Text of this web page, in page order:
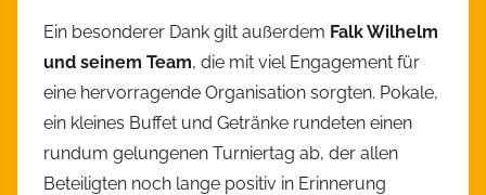
Ein besonderer Dank gilt außerdem Falk Wilhelm
und seinem Team, die mit viel Engagement für
eine hervorragende Organisation sorgten. Pokale,
ein kleines Buffet und Getränke rundeten einen
rundum gelungenen Turniertag ab, der allen
Beteiligten noch lange positiv in Erinnerung